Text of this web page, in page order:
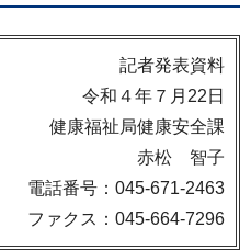
記者発表資料
令和４年７月22日
健康福祉局健康安全課
赤松 智子
電話番号：045-671-2463
ファクス：045-664-7296